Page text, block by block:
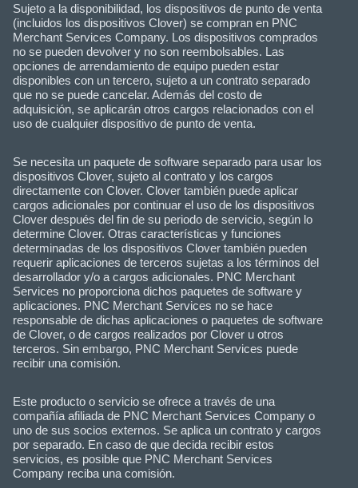
Sujeto a la disponibilidad, los dispositivos de punto de venta
(incluidos los dispositivos Clover) se compran en PNC
Merchant Services Company. Los dispositivos comprados
no se pueden devolver y no son reembolsables. Las
opciones de arrendamiento de equipo pueden estar
disponibles con un tercero, sujeto a un contrato separado
que no se puede cancelar. Además del costo de
adquisición, se aplicarán otros cargos relacionados con el
uso de cualquier dispositivo de punto de venta.
Se necesita un paquete de software separado para usar los
dispositivos Clover, sujeto al contrato y los cargos
directamente con Clover. Clover también puede aplicar
cargos adicionales por continuar el uso de los dispositivos
Clover después del fin de su periodo de servicio, según lo
determine Clover. Otras características y funciones
determinadas de los dispositivos Clover también pueden
requerir aplicaciones de terceros sujetas a los términos del
desarrollador y/o a cargos adicionales. PNC Merchant
Services no proporciona dichos paquetes de software y
aplicaciones. PNC Merchant Services no se hace
responsable de dichas aplicaciones o paquetes de software
de Clover, o de cargos realizados por Clover u otros
terceros. Sin embargo, PNC Merchant Services puede
recibir una comisión.
Este producto o servicio se ofrece a través de una
compañía afiliada de PNC Merchant Services Company o
uno de sus socios externos. Se aplica un contrato y cargos
por separado. En caso de que decida recibir estos
servicios, es posible que PNC Merchant Services
Company reciba una comisión.